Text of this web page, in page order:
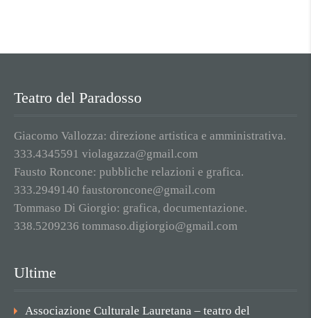
Teatro del Paradosso
Giacomo Vallozza: direzione artistica e amministrativa.
333.4345591 violagazza@gmail.com
Fausto Roncone: pubbliche relazioni e grafica.
333.2949140 faustoroncone@gmail.com
Tommaso Di Giorgio: grafica, documentazione.
338.5209236 tommaso.digiorgio@gmail.com
Ultime
Associazione Culturale Lauretana – teatro del